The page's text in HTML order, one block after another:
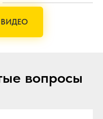
вопросы